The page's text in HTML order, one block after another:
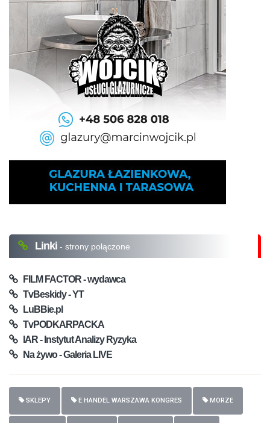
Linki - strony połączone
FILM FACTOR - wydawca
TvBeskidy - YT
LuBBie.pl
TvPODKARPACKA
IAR - Instytut Analizy Ryzyka
Na żywo - Galeria LIVE
SKLEPY E HANDEL WARSZAWA KONGRES MORZE